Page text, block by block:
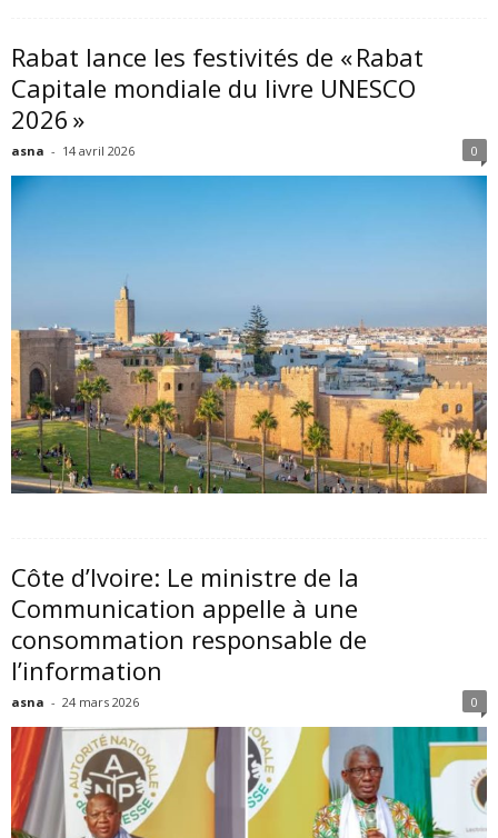
Rabat lance les festivités de « Rabat
Capitale mondiale du livre UNESCO
2026 »
asna - 14 avril 2026 0
Côte d’Ivoire: Le ministre de la
Communication appelle à une
consommation responsable de
l’information
asna - 24 mars 2026 0